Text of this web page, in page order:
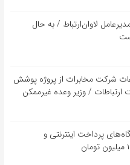
لاوان‌ارتباط / به حال
شرکت مخابرات از پروژه پوشش
ارتباطات / وزیر وعده غیرممکن
پرداخت اینترنتی و